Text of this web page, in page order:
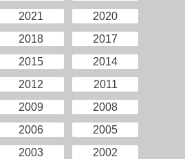
2021
2020
2018
2017
2015
2014
2012
2011
2009
2008
2006
2005
2003
2002